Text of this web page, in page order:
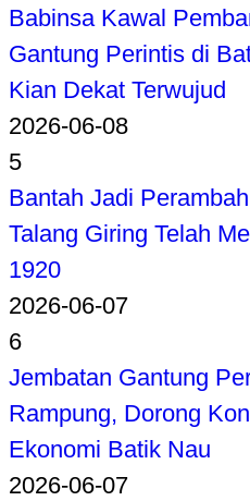
Babinsa Kawal
Gantung Perintis di
Kian Dekat Terwujud
2026-06-08
5
Bantah Jadi
Talang Giring Telah
1920
2026-06-07
6
Jembatan Gantung
Rampung, Dorong
Ekonomi Batik Nau
2026-06-07